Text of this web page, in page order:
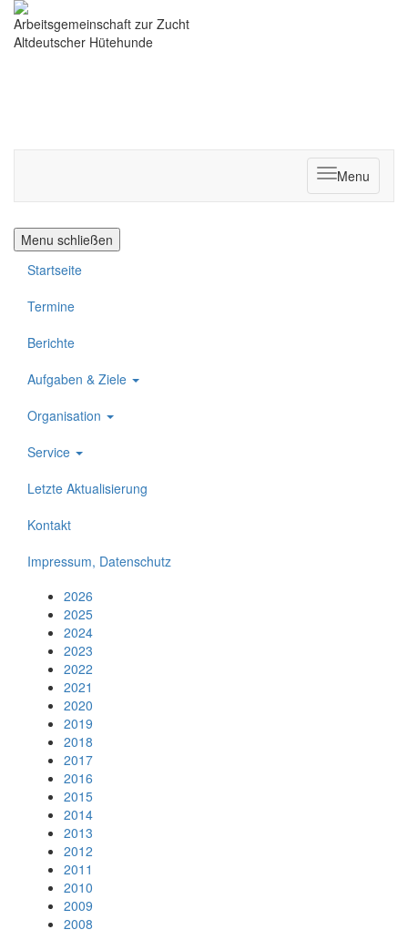
Arbeitsgemeinschaft zur Zucht
Altdeutscher Hütehunde
Menu
Menu schließen
Startseite
Termine
Berichte
Aufgaben & Ziele
Organisation
Service
Letzte Aktualisierung
Kontakt
Impressum, Datenschutz
2026
2025
2024
2023
2022
2021
2020
2019
2018
2017
2016
2015
2014
2013
2012
2011
2010
2009
2008